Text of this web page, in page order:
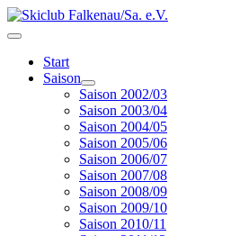
Start
Saison
Saison 2002/03
Saison 2003/04
Saison 2004/05
Saison 2005/06
Saison 2006/07
Saison 2007/08
Saison 2008/09
Saison 2009/10
Saison 2010/11